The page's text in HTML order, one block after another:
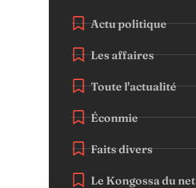
Actu politique
Les affaires
Toute l'actualité
Éconmie
Faits divers
Le Kongossa du net